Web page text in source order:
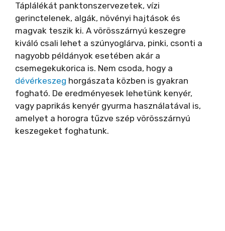
Táplálékát panktonszervezetek, vízi
gerinctelenek, algák, növényi hajtások és
magvak teszik ki. A vörösszárnyú keszegre
kiváló csali lehet a szúnyoglárva, pinki, csonti a
nagyobb példányok esetében akár a
csemegekukorica is. Nem csoda, hogy a
dévérkeszeg horgászata közben is gyakran
fogható. De eredményesek lehetünk kenyér,
vagy paprikás kenyér gyurma használatával is,
amelyet a horogra tűzve szép vörösszárnyú
keszegeket foghatunk.